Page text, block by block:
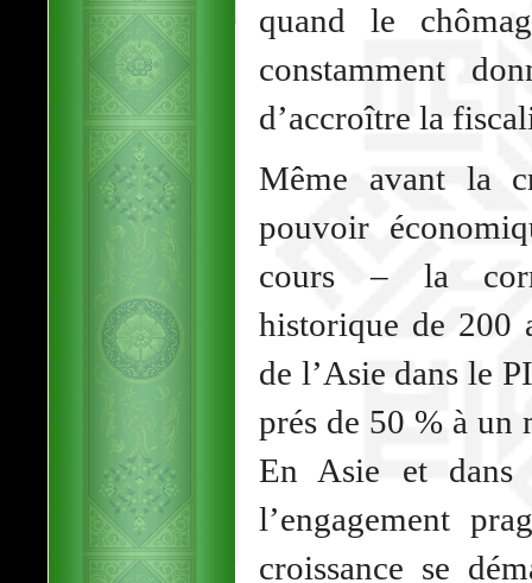
quand le
constamment
d’accroître la
Même avant la
pouvoir
cours – la
historique de 200
de l’Asie dans le
prés de 50 % à
En Asie et dans
l’engagement
croissance se